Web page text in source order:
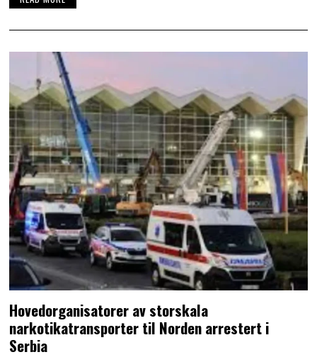
Hovedorganisatorer av storskala
narkotikatransporter til Norden arrestert i
Serbia